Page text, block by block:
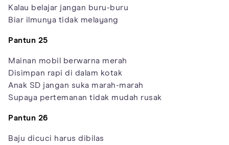
Kalau belajar jangan buru-buru
Biar ilmunya tidak melayang
Pantun 25
Mainan mobil berwarna merah
Disimpan rapi di dalam kotak
Anak SD jangan suka marah-marah
Supaya pertemanan tidak mudah rusak
Pantun 26
Baju dicuci harus dibilas